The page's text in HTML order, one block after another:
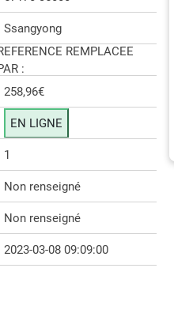
Ssangyong
REMPLACEE
:
258,96€
EN LIGNE
1
Non renseigné
Non renseigné
2023-03-08 09:09:00